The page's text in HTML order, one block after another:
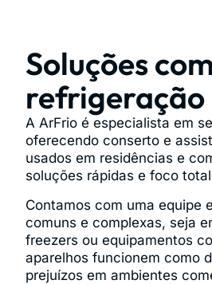
Soluções
refrigeração
A ArFrio é especialista em
oferecendo conserto e
usados em residências e
soluções rápidas e foco
Contamos com uma equipe
comuns e complexas, seja
freezers ou equipamentos
aparelhos funcionem como
prejuízos em ambientes